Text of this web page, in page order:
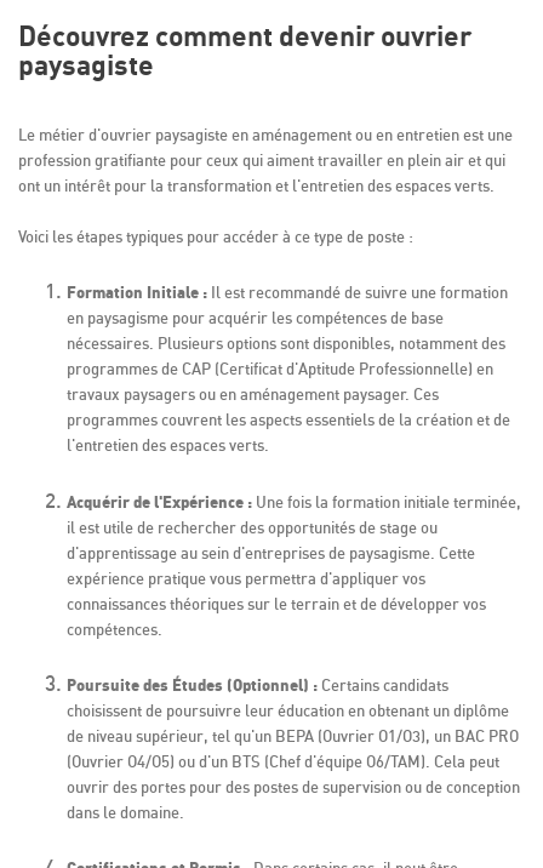
Découvrez comment devenir ouvrier
paysagiste
Le métier d'ouvrier paysagiste en aménagement ou en entretien est une
profession gratifiante pour ceux qui aiment travailler en plein air et qui
ont un intérêt pour la transformation et l'entretien des espaces verts.
Voici les étapes typiques pour accéder à ce type de poste :
Formation Initiale : Il est recommandé de suivre une formation
en paysagisme pour acquérir les compétences de base
nécessaires. Plusieurs options sont disponibles, notamment des
programmes de CAP (Certificat d'Aptitude Professionnelle) en
travaux paysagers ou en aménagement paysager. Ces
programmes couvrent les aspects essentiels de la création et de
l'entretien des espaces verts.
Acquérir de l'Expérience : Une fois la formation initiale terminée,
il est utile de rechercher des opportunités de stage ou
d'apprentissage au sein d'entreprises de paysagisme. Cette
expérience pratique vous permettra d'appliquer vos
connaissances théoriques sur le terrain et de développer vos
compétences.
Poursuite des Études (Optionnel) : Certains candidats
choisissent de poursuivre leur éducation en obtenant un diplôme
de niveau supérieur, tel qu'un BEPA (Ouvrier O1/O3), un BAC PRO
(Ouvrier O4/O5) ou d'un BTS (Chef d'équipe O6/TAM). Cela peut
ouvrir des portes pour des postes de supervision ou de conception
dans le domaine.